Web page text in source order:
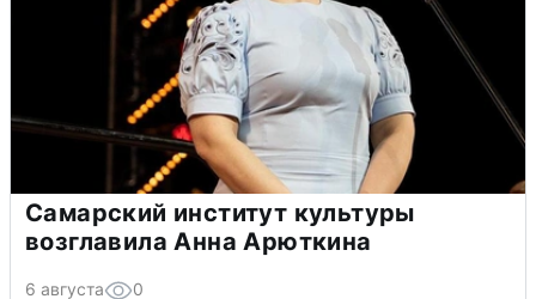
Самарский институт культуры
возглавила Анна Арюткина
6 августа 0